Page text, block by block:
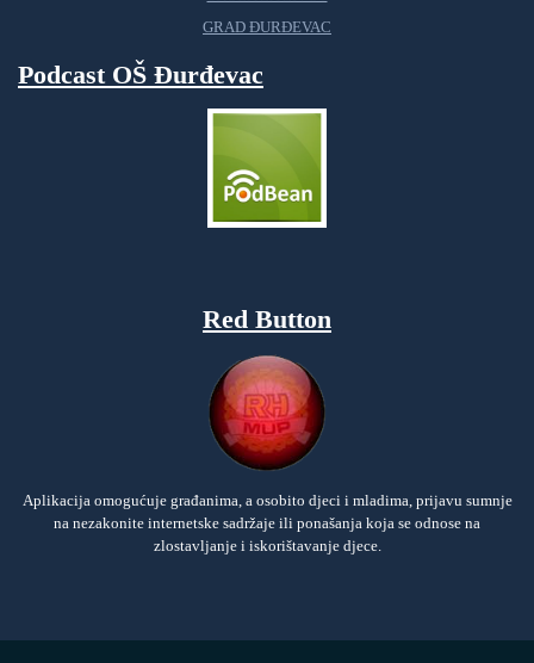
GRAD ĐURĐEVAC
Podcast OŠ Đurđevac
Red Button
Aplikacija omogućuje građanima, a osobito djeci i mladima, prijavu sumnje
na nezakonite internetske sadržaje ili ponašanja koja se odnose na
zlostavljanje i iskorištavanje djece.